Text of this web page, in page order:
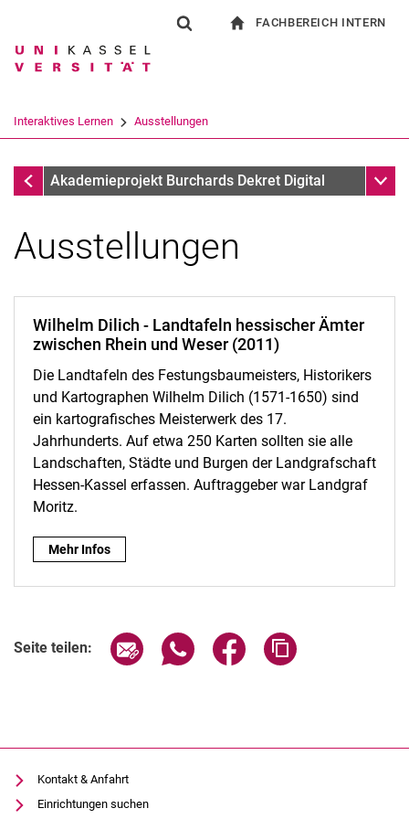
Springe direkt zu: Inhalt
Springe direkt zu: Suche
Springe direkt zu:
Suchbegriff
Suchen (öffnet externen Link in einem
FACHBEREICH INTERN
Interaktives Lernen Ausstellungen
Interaktives Lernen
Akademieprojekt Burchards Dekret Digital
Ausstellungen
Ausstellungen
Wilhelm Dilich - Landtafeln hessischer Ämter
zwischen Rhein und Weser (2011)
Die Landtafeln des Festungsbaumeisters, Historikers
und Kartographen Wilhelm Dilich (1571-1650) sind
ein kartografisches Meisterwerk des 17.
Jahrhunderts. Auf etwa 250 Karten sollten sie alle
Landschaften, Städte und Burgen der Landgrafschaft
Hessen-Kassel erfassen. Auftraggeber war Landgraf
Moritz.
Wilhelm Dilich - Landtafeln hessischer Ämter zwischen Rhein
Mehr Infos
Seite teilen: Seite über E-Mail teilen
Seite über WhatsApp teilen
Seite über Facebook
Kontakt & Anfahrt
Einrichtungen suchen